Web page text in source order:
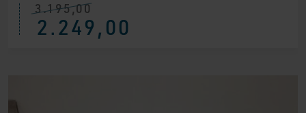
3.195,00
Ursprünglicher
Preis
war:
2.249,00
Aktueller
Preis
ist: